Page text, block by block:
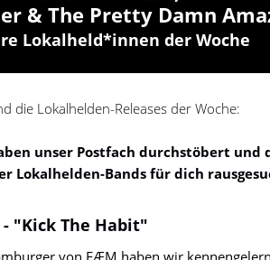
& The Pretty Damn
Lokalheld*innen der Woche
die Lokalhelden-Releases der Woche:
unser Postfach durchstöbert und
Lokalhelden-Bands für dich
"Kick The Habit"